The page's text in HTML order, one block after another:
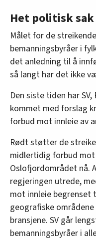
Het politisk sak
Målet for de
bemanningsbyråer i
det anledning til å
så langt har det ikke
Den siste tiden har
kommet med forslag
forbud mot innleie av
Rødt støtter de
midlertidig forbud mot
Oslofjordområdet nå.
regjeringen utrede,
mot innleie
geografiske
bransjene. SV går
bemanningsbyråer i